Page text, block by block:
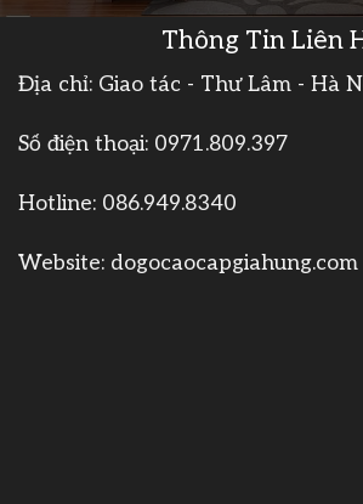
Thông Tin Liên
Địa chỉ: Giao tác - Thư Lâm - Hà
Số điện thoại: 0971.809.397
Hotline: 086.949.8340
Website: dogocaocapgiahung.com